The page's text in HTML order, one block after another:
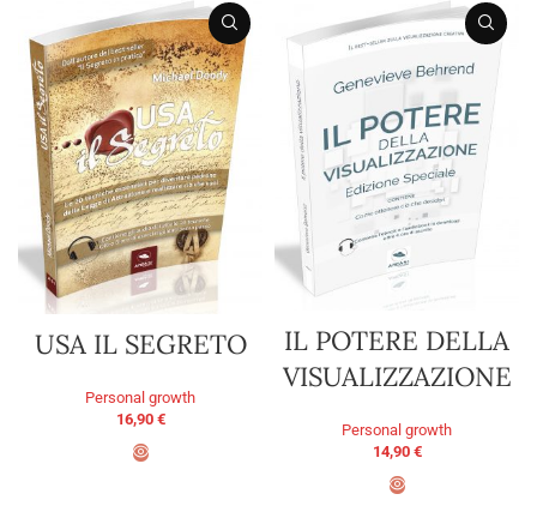
USA IL SEGRETO
Personal growth
16,90 €
IL POTERE DELLA
VISUALIZZAZIONE
Personal growth
14,90 €